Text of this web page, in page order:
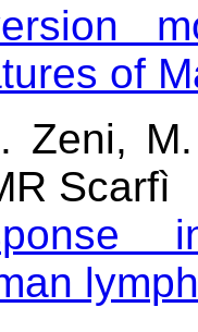
of
Zeni,
Scarfì